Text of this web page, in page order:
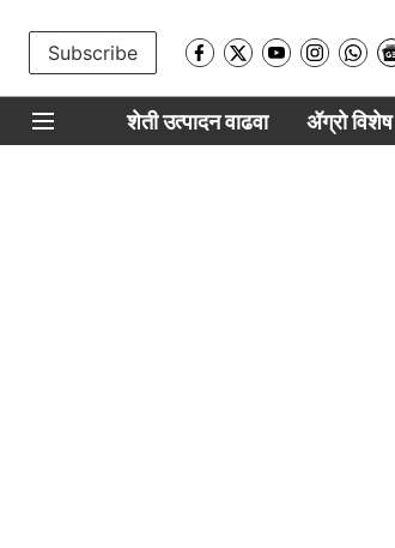
Subscribe
शेती उत्पादन वाढवा ॲग्रो विशेष